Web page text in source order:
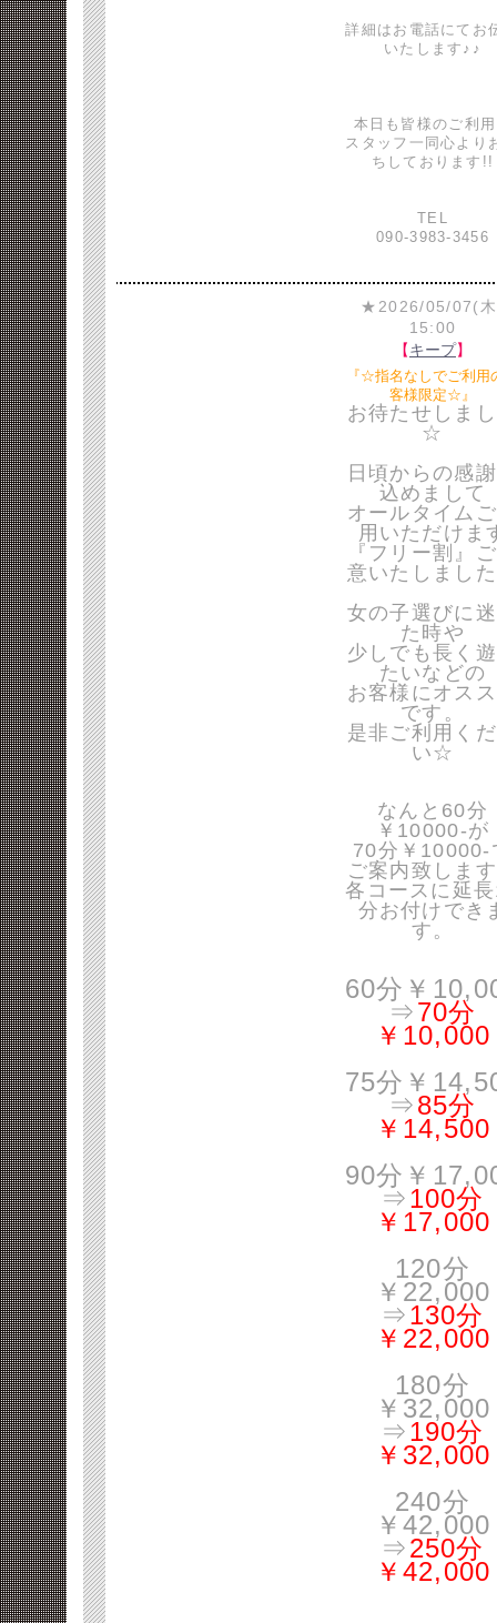
詳細はお電話にてお
いたします♪♪
本日も皆様のご利
スタッフ一同心より
ちしております!!
TEL
090-3983-3456
★2026/05/07(
15:00
【キープ】
『☆指名なしでご利用
客様限定☆』
お待たせしま
☆
日頃からの感
込めまして
オールタイム
用いただけま
『フリー割』
意いたしまし
女の子選びに
た時や
少しでも長く
たいなどの
お客様にオス
です。
是非ご利用く
い☆
なんと60分
￥10000-が
70分￥10000-
ご案内致しま
各コースに延
分お付けでき
す。
60分￥
⇒70分
￥10,000
75分￥
⇒85分
￥14,500
90分￥
⇒100分
￥17,000
120分
￥22,000
⇒130分
￥22,000
180分
￥32,000
⇒190分
￥32,000
240分
￥42,000
⇒250分
￥42,000